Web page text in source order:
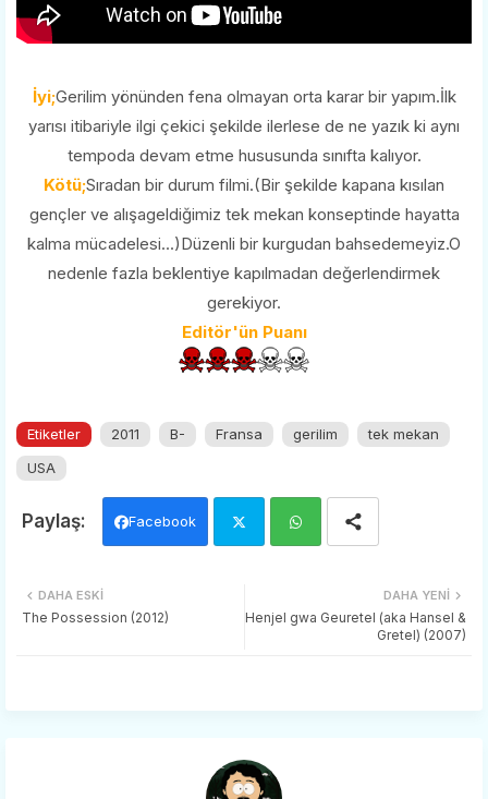
İyi;Gerilim yönünden fena olmayan orta karar bir yapım.İlk
yarısı itibariyle ilgi çekici şekilde ilerlese de ne yazık ki aynı
tempoda devam etme hususunda sınıfta kalıyor.
Kötü;Sıradan bir durum filmi.(Bir şekilde kapana kısılan
gençler ve alışageldiğimiz tek mekan konseptinde hayatta
kalma mücadelesi...)Düzenli bir kurgudan bahsedemeyiz.O
nedenle fazla beklentiye kapılmadan değerlendirmek
gerekiyor.
Editör'ün Puanı
Etiketler 2011 B- Fransa gerilim
tek mekan
USA
Facebook
tter ats
DAHA YENI
Henjel gwa Geuretel (aka Hansel &
Gretel) (2007)
DAHA ESKI
The Possession (2012)